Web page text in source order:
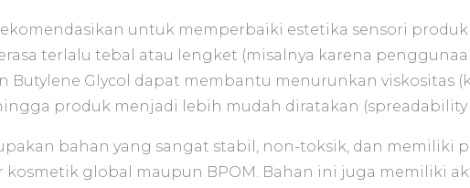
untuk memperbaiki estetika sensori
terlalu tebal atau lengket (misalnya karena
Butylene Glycol dapat membantu menurunkan viskositas
produk menjadi lebih mudah diratakan (spreadability
bahan yang sangat stabil, non-toksik, dan memiliki
kosmetik global maupun BPOM. Bahan ini juga memiliki